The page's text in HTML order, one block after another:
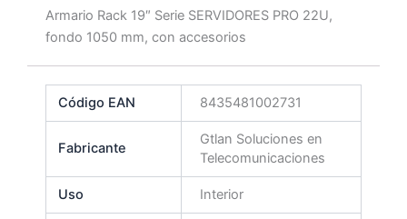
Armario Rack 19″ Serie SERVIDORES PRO 22U,
fondo 1050 mm, con accesorios
Código EAN 8435481002731
Fabricante
Gtlan Soluciones en
Telecomunicaciones
Uso Interior